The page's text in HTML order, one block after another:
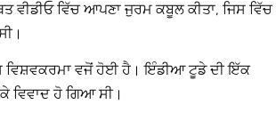
ਵੀਡੀਓ ਵਿੱਚ ਆਪਣਾ ਜੁਰਮ ਕਬੂਲ ਕੀਤਾ, ਜਿਸ ਵਿੱਚ
ਵਿਸ਼ਵਕਰਮਾ ਵਜੋਂ ਹੋਈ ਹੈ। ਇੰਡੀਆ ਟੂਡੇ ਦੀ ਇੱਕ
ਵਿਵਾਦ ਹੋ ਗਿਆ ਸੀ।